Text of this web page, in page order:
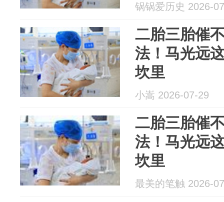
锅锅爱历史 2026-
二胎三胎催
法！马光远
坎里
小嵩 2026-07-29
二胎三胎催
法！马光远
坎里
最美的笔触 2026-